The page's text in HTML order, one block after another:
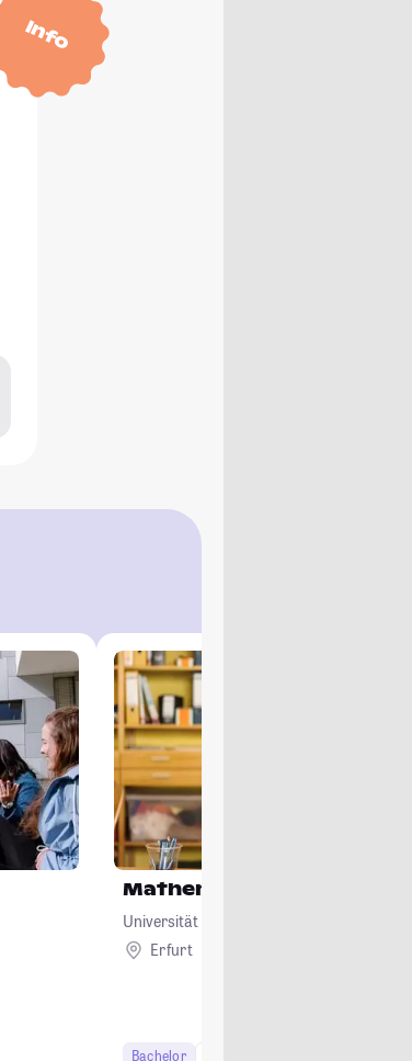
Info
Mathematik
Universität Erfurt
Erfurt
Bachelor